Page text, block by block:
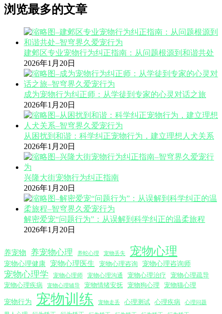
浏览最多的文章
建邺区专业宠物行为纠正指南：从问题根源到和谐共处
2026年1月20日
成为宠物行为纠正师：从学徒到专家的心灵对话之旅
2026年1月20日
从困扰到和谐：科学纠正宠物行为，建立理想人犬关系
2026年1月20日
兴隆大街宠物行为纠正指南
2026年1月20日
解密爱宠“问题行为”：从误解到科学纠正的温柔旅程
2026年1月20日
养宠物 养宠物心理 养蛇心理 宠物丢失 宠物心理
宠物心理健康 宠物心理医生 宠物心理咨询 宠物心理咨询师
宠物心理学 宠物心理师 宠物心理沟通 宠物心理治疗
宠物心理疏导
宠物心理疾病
宠物心理辅导 宠物情绪安抚 宠物狗心理 宠物猫心理
宠物行为 宠物训练 宠物走丢 心理测试 心理疾病 心理问题